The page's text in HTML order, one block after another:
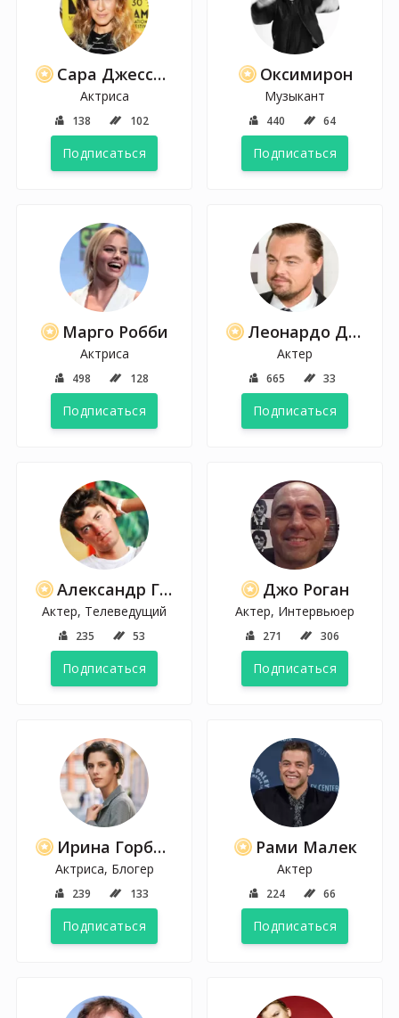
Сара Джессика Паркер
Актриса
138 102
Подписаться
Оксимирон
Музыкант
440 64
Подписаться
Марго Робби
Актриса
498 128
Подписаться
Леонардо Ди Каприо
Актер
665 33
Подписаться
Александр Гудков
Актер, Телеведущий
235 53
Подписаться
Джо Роган
Актер, Интервьюер
271 306
Подписаться
Ирина Горбачева
Актриса, Блогер
239 133
Подписаться
Рами Малек
Актер
224 66
Подписаться